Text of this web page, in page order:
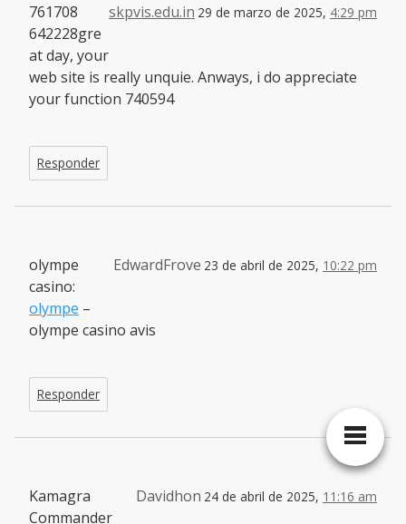
skpvis.edu.in 29 de marzo de 2025, 4:29 pm
761708
642228gre
at day, your
web site is really unquie. Anways, i do appreciate
your function 740594
Responder
EdwardFrove 23 de abril de 2025, 10:22 pm
olympe
casino:
olympe –
olympe casino avis
Responder
Davidhon 24 de abril de 2025, 11:16 am
Kamagra
Commander